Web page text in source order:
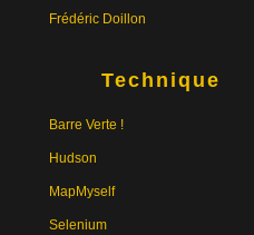
Frédéric Doillon
Technique
Barre Verte !
Hudson
MapMyself
Selenium